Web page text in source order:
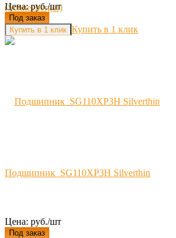
Цена: руб./шт
Под заказ
Купить в 1 клик
Подшипник SG110XP3H Silverthin
Цена: руб./шт
Под заказ